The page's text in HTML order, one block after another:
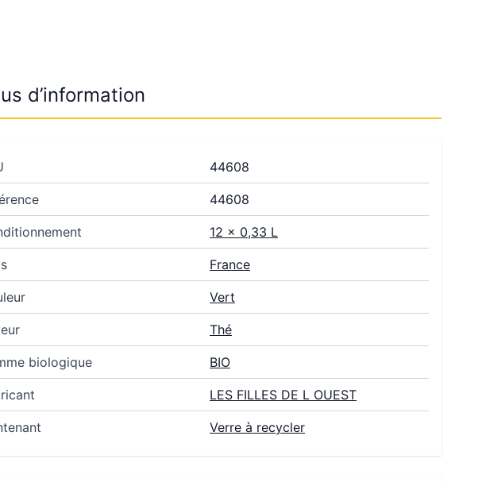
d’information
44608
44608
12 x 0,33 L
France
Vert
Thé
biologique BIO
LES FILLES DE L OUEST
Verre à recycler